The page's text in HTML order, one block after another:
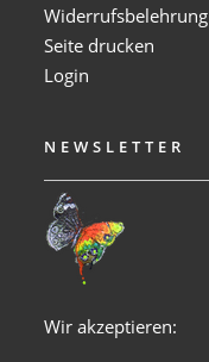
Widerrufsbelehrung
Seite drucken
Login
NEWSLETTER
Wir akzeptieren: